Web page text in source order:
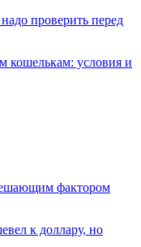
проверить перед
кошелькам: условия и
фактором
к доллару, но